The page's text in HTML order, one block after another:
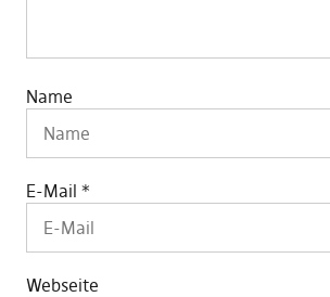
Name
E-Mail *
Webseite